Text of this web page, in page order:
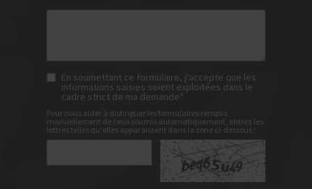
En soumettant ce formulaire, j'accepte que les
informations saisies soient exploitées dans le
cadre strict de ma demande*
Pour nous aider à distinguer les formulaires remplis
manuellement de ceux soumis automatiquement, entrez les
lettres telles qu'elles apparaissent dans la zone ci-dessous :